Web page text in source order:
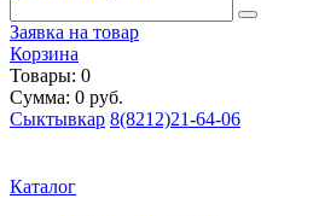
Заявка на товар
Корзина
Товары: 0
Сумма: 0 руб.
Сыктывкар 8(8212)21-64-06
Каталог